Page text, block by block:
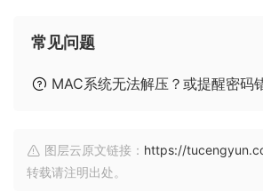
常见问题
MAC系统无法解压？或提醒密码
图层云原文链接： https://
转载请注明出处。